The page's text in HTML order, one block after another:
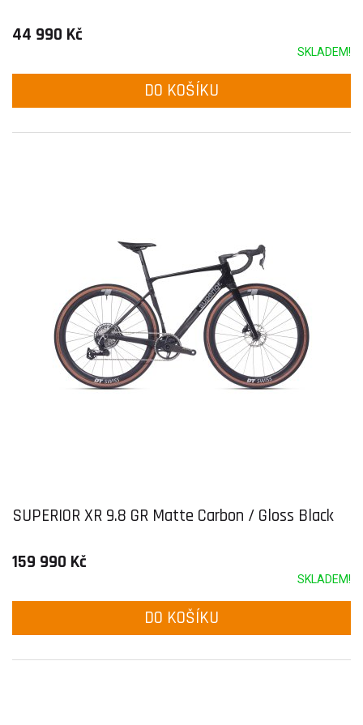
44 990 Kč
SKLADEM!
DO KOŠÍKU
SUPERIOR XR 9.8 GR Matte Carbon / Gloss Black
159 990 Kč
SKLADEM!
DO KOŠÍKU